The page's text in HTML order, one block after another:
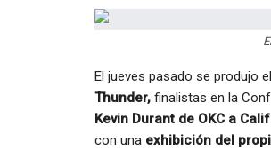
El jueves pasado se produjo el
Thunder, finalistas en la
Kevin Durant de OKC a
con una exhibición del